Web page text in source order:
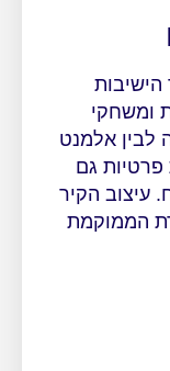
ומשחקי
לבין אלמנט
פרטיות גם
עיצוב הקיר
הממוקמת